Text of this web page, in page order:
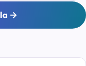
→